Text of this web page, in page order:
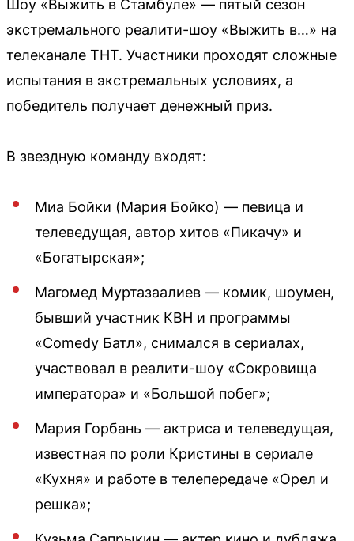
Шоу «Выжить в Стамбуле» — пятый сезон
экстремального реалити-шоу «Выжить в…» на
телеканале ТНТ. Участники проходят сложные
испытания в экстремальных условиях, а
победитель получает денежный приз.
В звездную команду входят:
Миа Бойки (Мария Бойко) — певица и
телеведущая, автор хитов «Пикачу» и
«Богатырская»;
Магомед Муртазаалиев — комик, шоумен,
бывший участник КВН и программы
«Comedy Батл», снимался в сериалах,
участвовал в реалити-шоу «Сокровища
императора» и «Большой побег»;
Мария Горбань — актриса и телеведущая,
известная по роли Кристины в сериале
«Кухня» и работе в телепередаче «Орел и
решка»;